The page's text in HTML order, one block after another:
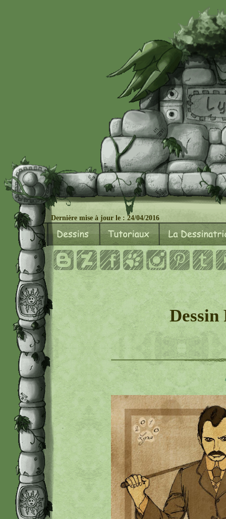
Dernière mise à